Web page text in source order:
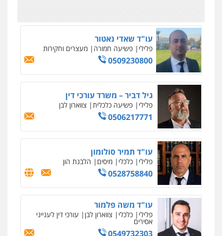
גל דהן – משרד עורך דין פלילי
פלילי פשיעה חמורה סמים מעצרים
וחקירות
0544723840
עו"ד ראוף נג'אר
פלילי עורכי דין לענייני אסירים מעצרים
סמים רכוש
0548009246
דוד אפרים משרד עורכי דין
פלילי צווארון לבן מס הכנסה מע"מ
0506209859
עדי כרמלי – חברת עו"ד
פלילי כלכלי עורכי דין לענייני אסירים
0525060666